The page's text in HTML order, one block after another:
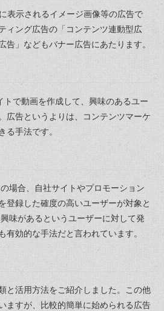
表示されるイメージ画像等の広告で
ィング広告の「コンテンツ連動型広
告」などもバナー広告にあたります。
トで動画を作成して、興味のあるユー
広告というよりは、コンテンツマーケ
る手法です。
場合、自社サイトやプロモーション
登録した確度の高いユーザーが対象と
味があるというユーザーに対して発
有効的な手法だと言われています。
と活用方法をご紹介しました。この他
ますが、比較的簡単に始められる広告